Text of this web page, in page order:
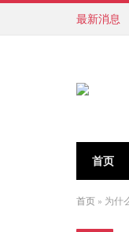
最新消息
首页
首页 » 为什